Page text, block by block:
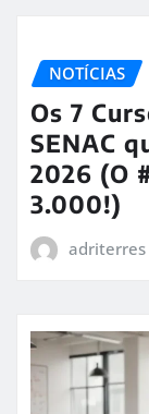
NOTÍCIAS
Os 7
SENAC
2026 (O
3.000!)
adriterres